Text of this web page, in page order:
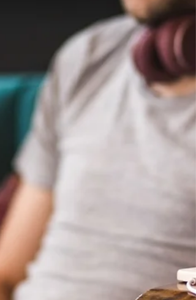
Die psychosoziale Paar- und Sexualberatung mit
tantrischer Seelenarbeit